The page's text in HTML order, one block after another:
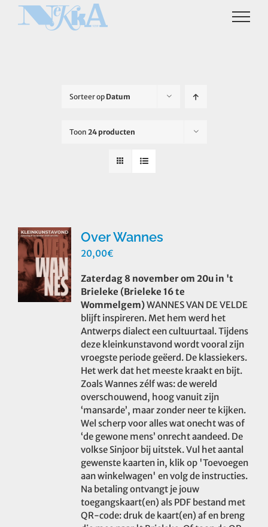
Sorteer op Datum
Toon 24 producten
Over Wannes
20,00€
Zaterdag 8 november om 20u in 't
Brieleke (Brieleke 16 te
Wommelgem)WANNES VAN DE VELDE
blijft inspireren. Met hem werd het
Antwerps dialect een cultuurtaal. Tijdens
deze kleinkunstavond wordt vooral zijn
vroegste periode geëerd. De klassiekers.
Het werk dat het meeste kraakt en bijt.
Zoals Wannes zélf was: de wereld
overschouwend, hoog vanuit zijn
‘mansarde’, maar zonder neer te kijken.
Wel scherp voor alles wat onecht was of
‘de gewone mens’ onrecht aandeed. De
volkse Sinjoor bij uitstek. Vul het aantal
gewenste kaarten in, klik op 'Toevoegen
aan winkelwagen' en volg de instructies.
Na betaling ontvangt je jouw
toegangskaart(en) als PDF bestand met
QR-code: druk de kaart(en) af en breng